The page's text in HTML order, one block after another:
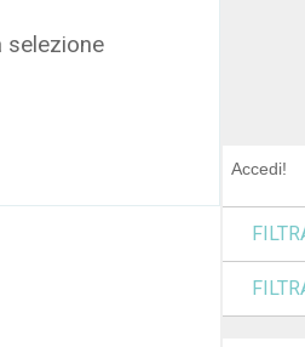
selezione
Accedi!